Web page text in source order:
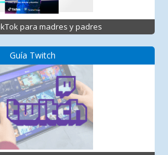
para madres y padres
Guía Twitch